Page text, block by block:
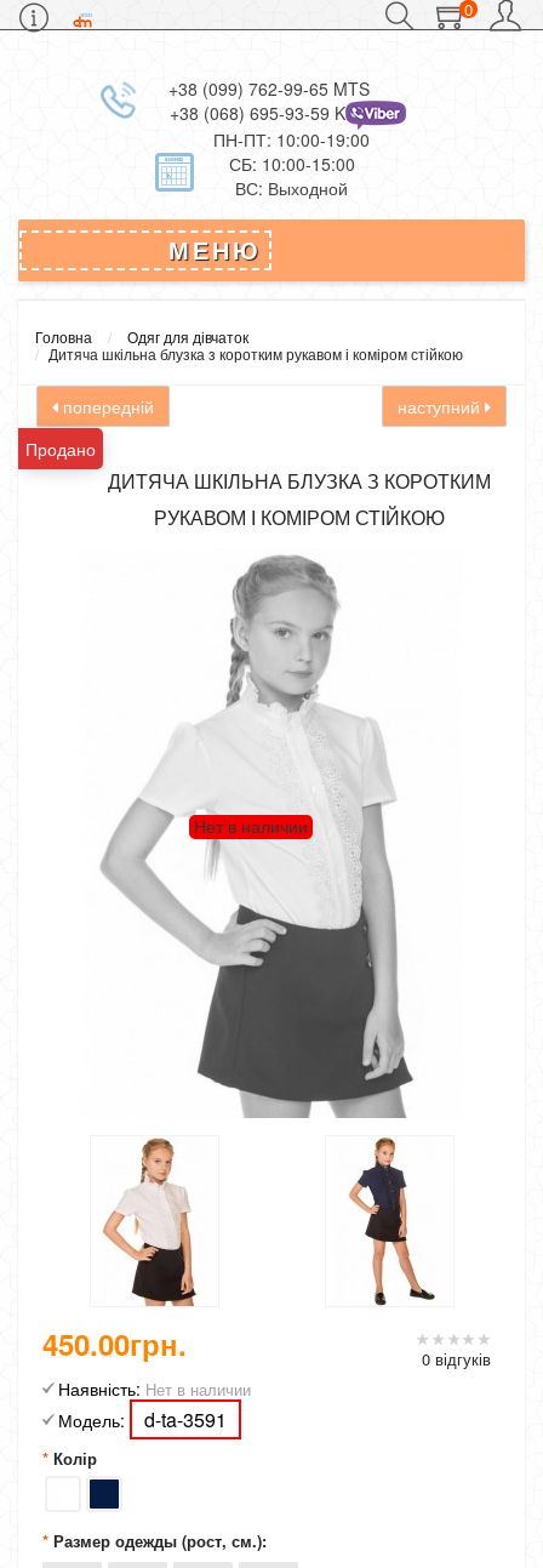
0
+38 (099) 762-99-65 MTS
+38 (068) 695-93-59 Kievstar
ПН-ПТ: 10:00-19:00
СБ: 10:00-15:00
ВС: Выходной
МЕНЮ
Головна
Одяг для дівчаток
Дитяча шкільна блузка з коротким рукавом і коміром стійкою
попередній
наступний
Продано
ДИТЯЧА ШКІЛЬНА БЛУЗКА З КОРОТКИМ
РУКАВОМ І КОМІРОМ СТІЙКОЮ
Нет в наличии
0 відгуків
450.00грн.
Наявність: Нет в наличии
Модель: d-ta-3591
Колір
Размер одежды (рост, см.):